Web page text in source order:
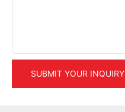
SUBMIT YOUR INQUIRY